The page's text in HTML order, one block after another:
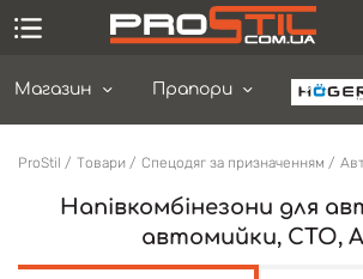
Магазин Прапори
ProStil Товари Спецодяг за призначенням
Напівкомбінезони для
автомийки, СТО,